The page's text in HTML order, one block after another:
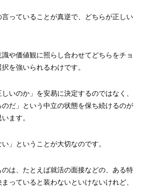
っていることが真逆で、どちらが正しい
や価値観に照らし合わせてどちらをチョ
を強いられるわけです。
いのか」を安易に決定するのではなく、
のだ」という中立の状態を保ち続けるのが
ます。
」ということが大切なのです。
は、たとえば就活の面接などの、ある特
っていると装わないといけないけれど、